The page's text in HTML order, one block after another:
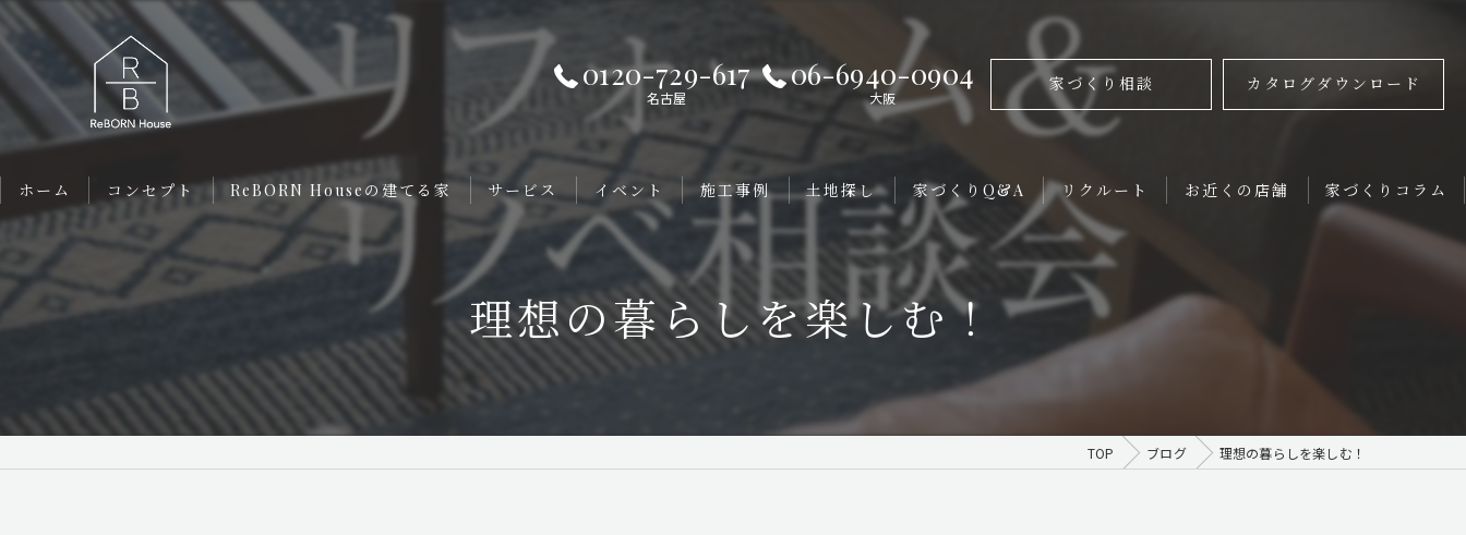
0120-729-617
名古屋
06-6940-0904
大阪
家づくり相談 カタログダウンロード
ホーム コンセプト ReBORN Houseの建てる家
クラシック
カントリーテイスト
エタージュ
リトリート
Monesave!（モネセブ）
サービス イベント 施工事例 土地探し 家づくりQ&A リクルート お近くの店舗
ReBORN House【名古屋head office】
ReBORN House【名古屋office】
家づくりコラム
理想の暮らしを楽しむ！
TOP ブログ 理想の暮らしを楽しむ！